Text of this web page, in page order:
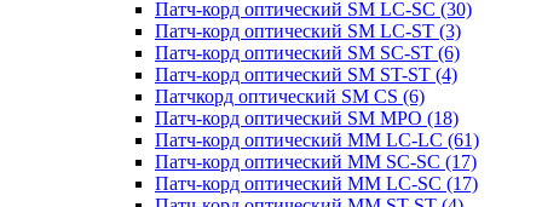
Патч-корд оптический SM LC-SC (30)
Патч-корд оптический SM LC-ST (3)
Патч-корд оптический SM SC-ST (6)
Патч-корд оптический SM ST-ST (4)
Патчкорд оптический SM CS (6)
Патч-корд оптический SM MPO (18)
Патч-корд оптический MM LC-LC (61)
Патч-корд оптический MM SC-SC (17)
Патч-корд оптический MM LC-SC (17)